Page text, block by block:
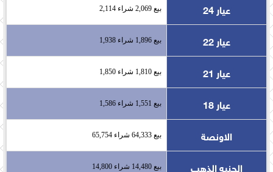
عيار 24
بيع 2,069 شراء 2,114
عيار 22 بيع 1,896 شراء 1,938
عيار 21 بيع 1,810 شراء 1,850
عيار 18 بيع 1,551 شراء 1,586
الاونصة بيع 64,333 شراء 65,754
الجنيه الذهب بيع 14,480 شراء 14,800